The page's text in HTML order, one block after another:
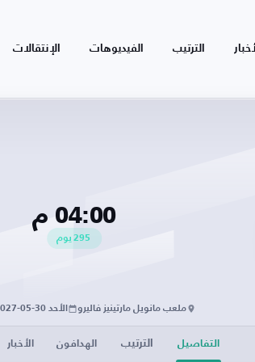
الترتيب الفيديوهات الإنتقالات
04:00 م
295 يوم
ملعب مانويل مارتينيز فاليرو الأحد 30-05-2027 · 04:00 م
التفاصيل الترتيب الهدافون الأخبار